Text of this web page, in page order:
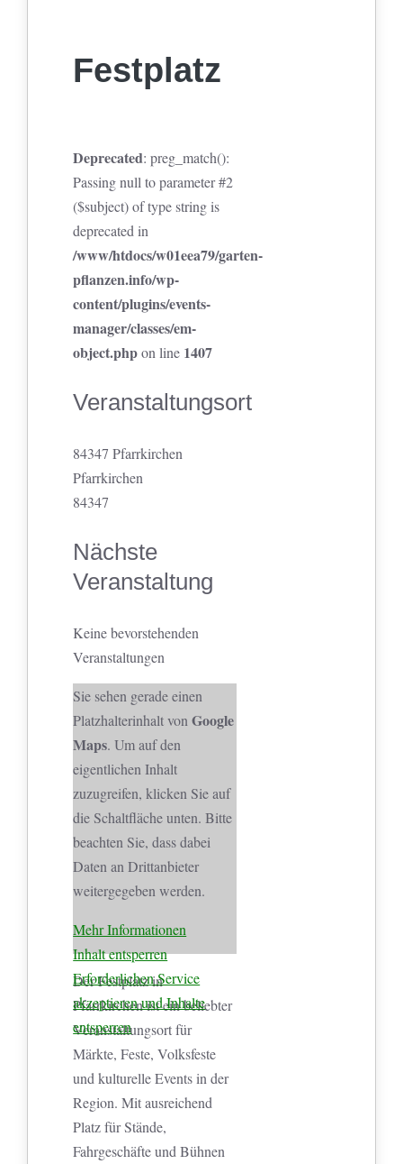
Festplatz
Deprecated: preg_match():
Passing null to parameter #2
($subject) of type string is
deprecated in
/www/htdocs/w01eea79/garten-
pflanzen.info/wp-
content/plugins/events-
manager/classes/em-
object.phpon line 1407
Veranstaltungsort
84347 Pfarrkirchen
Pfarrkirchen
84347
Nächste
Veranstaltung
Keine bevorstehenden
Veranstaltungen
Sie sehen gerade einen
Platzhalterinhalt vonGoogle
Maps. Um auf den
eigentlichen Inhalt
zuzugreifen, klicken Sie auf
die Schaltfläche unten. Bitte
beachten Sie, dass dabei
Daten an Drittanbieter
weitergegeben werden.
Mehr Informationen
Inhalt entsperren
Erforderlichen Service
akzeptieren und Inhalte
entsperren
Der Festplatz in
Pfarrkirchen ist ein beliebter
Veranstaltungsort für
Märkte, Feste, Volksfeste
und kulturelle Events in der
Region. Mit ausreichend
Platz für Stände,
Fahrgeschäfte und Bühnen